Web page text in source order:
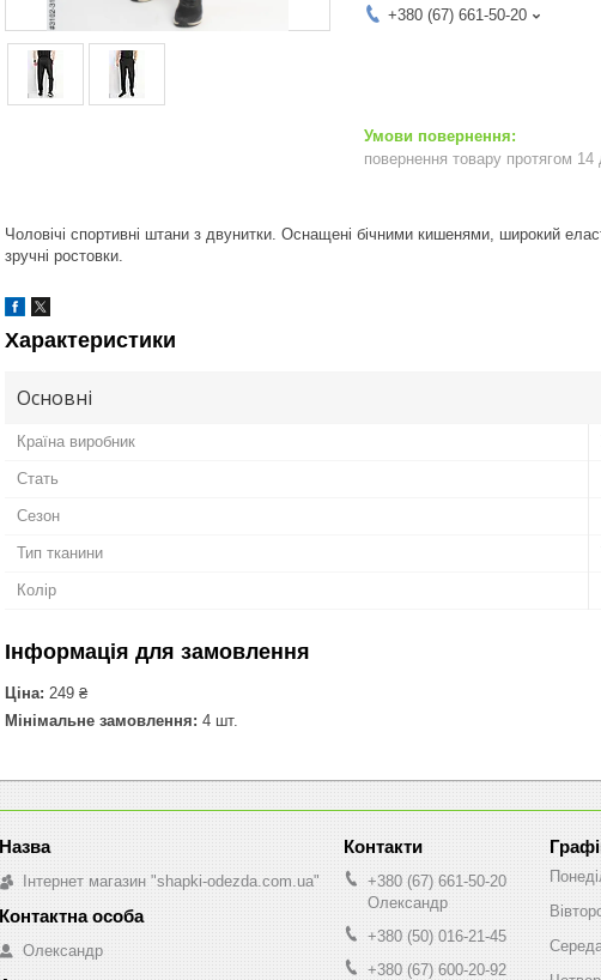
+380 (67) 661-50-20
повернення товару протягом 14
Чоловічі спортивні штани з двунитки. Оснащені бічними кишенями, широкий
зручні ростовки.
Характеристики
Основні
Країна виробник
Стать
Сезон
Тип тканини
Колір
Інформація для замовлення
Ціна: 249 ₴
Мінімальне замовлення: 4 шт.
Інтернет магазин "shapki-odezda.com.ua"
Олександр
+380 (67) 661-50-20
Олександр
+380 (50) 016-21-45
+380 (67) 600-20-92